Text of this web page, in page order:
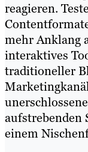
reagieren.
mehr Anklang
interaktives
traditioneller
aufstrebenden
einem